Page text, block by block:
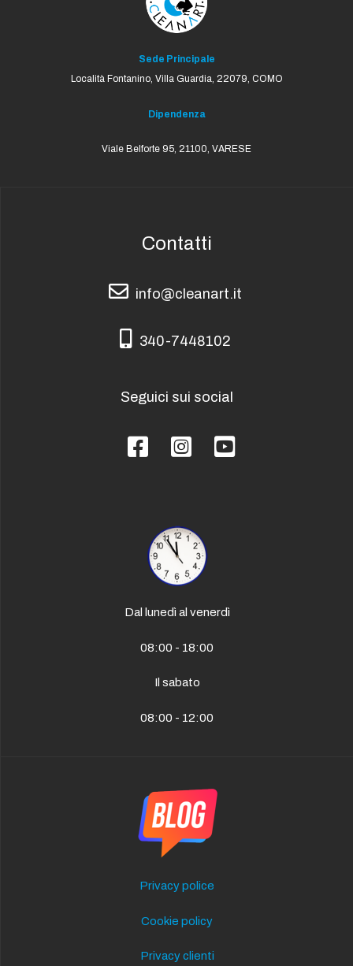
Sede Principale
Località Fontanino, Villa Guardia, 22079, COMO
Dipendenza
Viale Belforte 95, 21100, VARESE
Contatti
info@cleanart.it
info@cleanart.it
340-7448102
340-7448102
Seguici sui social
Dal lunedì al venerdì
08:00 - 18:00
Il sabato
08:00 - 12:00
Privacy police
Cookie policy
Privacy clienti